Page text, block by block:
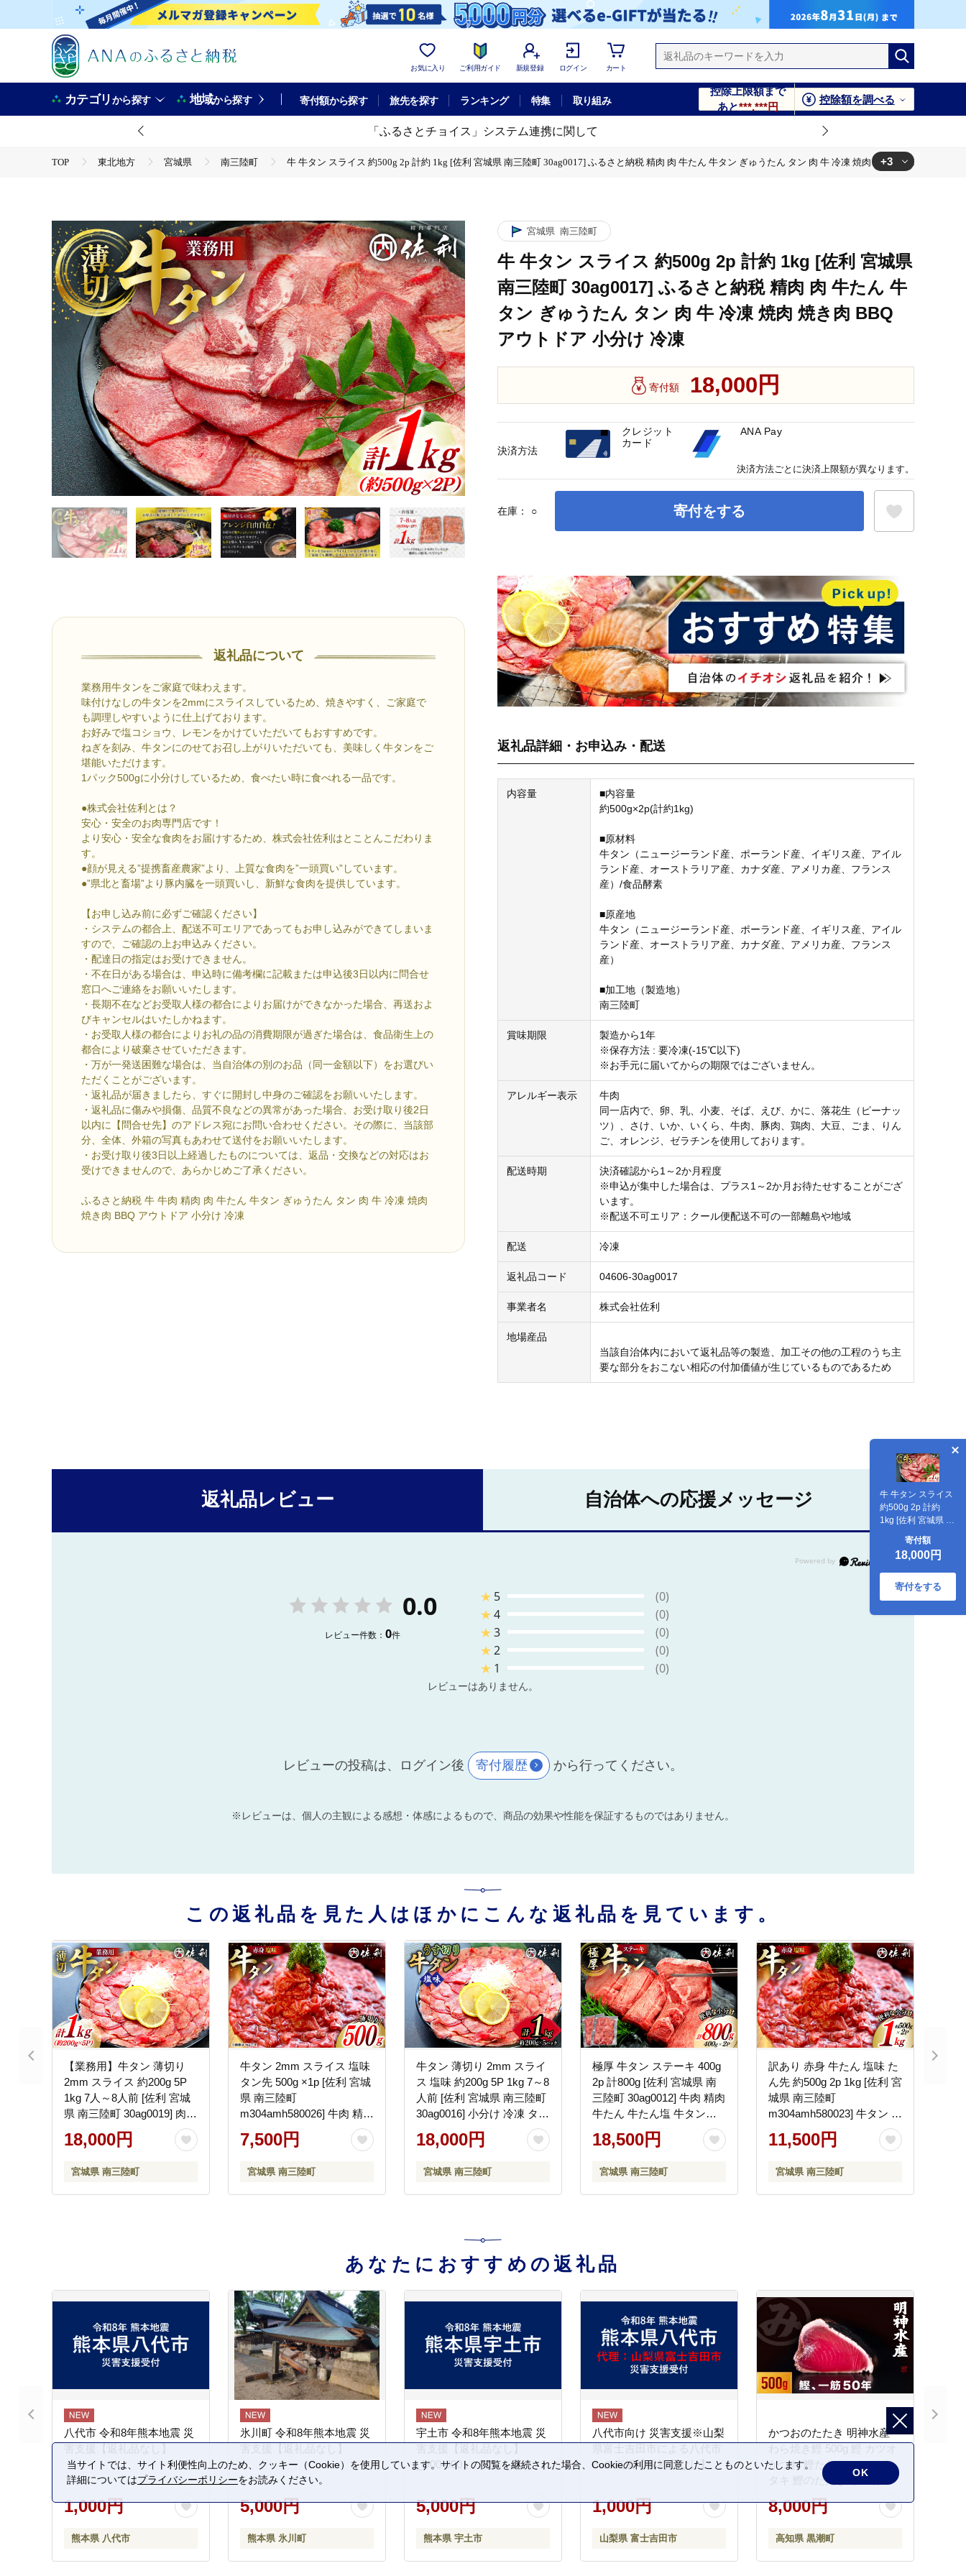
お気に入り ご利用ガイド 新規登録 ログイン カート
カテゴリから探す 地域から探す 寄付額から探す 旅先を探す ランキング 特集 取り組み
控除上限額まで
あと***,***円
控除額を調べる
「ふるさとチョイス」システム連携に関して
TOP 東北地方 宮城県 南三陸町
牛 牛タン スライス 約500g 2p 計約 1kg [佐利 宮城県 南三陸町 30ag0017] ふるさと納税 精肉 肉 牛たん 牛タン ぎゅうたん タン 肉 牛 冷凍 焼肉 焼き肉 BBQ アウトド
牛 牛タン スライス 約500g 2p 計約 1kg [佐利 宮城県 南三陸町 30ag0017] ふるさと納税 精肉 肉 牛たん 牛タン ぎゅうたん タン 肉 牛 冷凍 焼肉 焼き肉 BBQ アウトドア 小分け 冷凍
+3
返礼品について
業務用牛タンをご家庭で味わえます。
味付けなしの牛タンを2mmにスライスしているため、焼きやすく、ご家庭で
も調理しやすいように仕上げております。
お好みで塩コショウ、レモンをかけていただいてもおすすめです。
ねぎを刻み、牛タンにのせてお召し上がりいただいても、美味しく牛タンをご
堪能いただけます。
1パック500gに小分けしているため、食べたい時に食べれる一品です。
●株式会社佐利とは？
安心・安全のお肉専門店です！
より安心・安全な食肉をお届けするため、株式会社佐利はとことんこだわりま
す。
●顔が見える”提携畜産農家”より、上質な食肉を”一頭買い”しています。
●”県北と畜場”より豚内臓を一頭買いし、新鮮な食肉を提供しています。
【お申し込み前に必ずご確認ください】
・システムの都合上、配送不可エリアであってもお申し込みができてしまいま
すので、ご確認の上お申込みください。
・配達日の指定はお受けできません。
・不在日がある場合は、申込時に備考欄に記載または申込後3日以内に問合せ
窓口へご連絡をお願いいたします。
・長期不在などお受取人様の都合によりお届けができなかった場合、再送およ
びキャンセルはいたしかねます。
・お受取人様の都合によりお礼の品の消費期限が過ぎた場合は、食品衛生上の
都合により破棄させていただきます。
・万が一発送困難な場合は、当自治体の別のお品（同一金額以下）をお選びい
ただくことがございます。
・返礼品が届きましたら、すぐに開封し中身のご確認をお願いいたします。
・返礼品に傷みや損傷、品質不良などの異常があった場合、お受け取り後2日
以内に【問合せ先】のアドレス宛にお問い合わせください。その際に、当該部
分、全体、外箱の写真もあわせて送付をお願いいたします。
・お受け取り後3日以上経過したものについては、返品・交換などの対応はお
受けできませんので、あらかじめご了承ください。
ふるさと納税 牛 牛肉 精肉 肉 牛たん 牛タン ぎゅうたん タン 肉 牛 冷凍 焼肉
焼き肉 BBQ アウトドア 小分け 冷凍
宮城県 南三陸町
牛 牛タン スライス 約500g 2p 計約 1kg [佐利 宮城県
南三陸町 30ag0017] ふるさと納税 精肉 肉 牛たん 牛
タン ぎゅうたん タン 肉 牛 冷凍 焼肉 焼き肉 BBQ
アウトドア 小分け 冷凍
寄付額 18,000円
在庫： ○ 寄付をする
牛 牛タン スライス
約500g 2p 計約
1kg [佐利 宮城県 南
ふるさと納税 精肉
肉 牛たん 牛タン ぎ
ゅうたん タン 肉 牛
冷凍 焼肉 焼き肉
BBQ アウトドア 小
寄付額
18,000円
寄付をする
お気に入り登録
返礼品詳細・お申込み・配送
内容量
■内容量
約500g×2p(計約1kg)
■原材料
牛タン（ニュージーランド産、ポーランド産、イギリス産、アイル
ランド産、オーストラリア産、カナダ産、アメリカ産、フランス
産）/食品酵素
■原産地
牛タン（ニュージーランド産、ポーランド産、イギリス産、アイル
ランド産、オーストラリア産、カナダ産、アメリカ産、フランス
産）
■加工地（製造地）
南三陸町
賞味期限
製造から1年
※保存方法 : 要冷凍(-15℃以下)
※お手元に届いてからの期限ではございません。
アレルギー表示
牛肉
同一店内で、卵、乳、小麦、そば、えび、かに、落花生（ピーナッ
ツ）、さけ、いか、いくら、牛肉、豚肉、鶏肉、大豆、ごま、りん
ご、オレンジ、ゼラチンを使用しております。
配送時期
決済確認から1～2か月程度
※申込が集中した場合は、プラス1～2か月お待たせすることがござ
います。
※配送不可エリア：クール便配送不可の一部離島や地域
配送 冷凍
返礼品コード 04606-30ag0017
事業者名 株式会社佐利
地場産品
当該自治体内において返礼品等の製造、加工その他の工程のうち主
要な部分をおこない相応の付加価値が生じているものであるため
決済方法
クレジット
カード
ANA Pay
決済方法ごとに決済上限額が異なります。
返礼品レビュー 自治体への応援メッセージ
0.0
レビュー件数： 0件
★ 5
(0)
★4
(0)
★3
(0)
★2
(0)
★ 1 (0)
レビューはありません。
レビューの投稿は、ログイン後 寄付履歴 から行ってください。
※レビューは、個人の主観による感想・体感によるもので、商品の効果や性能を保証するものではありません。
この返礼品を見た人はほかにこんな返礼品を見ています。
【業務用】牛タン 薄切り
2mm スライス 約200g 5P
1kg 7人～8人前 [佐利 宮城
県 南三陸町 30ag0019] 肉
精肉 牛たん タン たん 焼肉
冷凍 小分け
18,000円
宮城県 南三陸町
牛タン 2mm スライス 塩味
タン先 500g ×1p [佐利 宮城
県 南三陸町
m304amh580026] 牛肉 精肉
牛たん 牛たん塩 牛タン塩
タン 肉 薄切り 薄切 赤身 た
ん塩 冷凍
7,500円
宮城県 南三陸町
牛タン 薄切り 2mm スライ
ス 塩味 約200g 5P 1kg 7～8
人前 [佐利 宮城県 南三陸町
30ag0016] 小分け 冷凍 タン
塩 たん塩 味付き 味付 焼肉
焼き肉 アウトドア 冷凍 肉
18,000円
宮城県 南三陸町
極厚 牛タン ステーキ 400g
2p 計800g [佐利 宮城県 南
三陸町 30ag0012] 牛肉 精肉
牛たん 牛たん塩 牛タン塩
タン 肉 厚切り 厚切 焼肉 焼
き肉 タン塩 たん塩 冷凍 小
18,500円
宮城県 南三陸町
訳あり 赤身 牛たん 塩味 た
ん先 約500g 2p 1kg [佐利 宮
城県 南三陸町
m304amh580023] 牛タン た
ん タン 小分け 肉 焼き肉 焼
肉 塩タン 塩たん タン塩 た
11,500円
宮城県 南三陸町
あなたにおすすめの返礼品
八代市 令和8年熊本地震 災
害支援【返礼品なし】
1,000円
熊本県 八代市
氷川町 令和8年熊本地震 災
害支援【返礼品なし】
5,000円
熊本県 氷川町
宇土市 令和8年熊本地震 災
害支援【返礼品なし】
_U00-0001
5,000円
熊本県 宇土市
八代市向け 災害支援※山梨
県富士吉田市による八代市
への支援【返礼品なし】
1,000円
山梨県 富士吉田市
かつおのたたき 明神水産
わら焼き鰹 500g 鰹 カツオ
かつお 鰹たたき かつおタ
タキ 鰹のたたき かつおの
タタキ 藁焼き わら焼き 魚
さかな 海鮮 刺身 お刺身 冷
ご当地 本場 高知 黒潮町 ギ
フト 贈答品 人気 返礼品 ふ
8,000円
高知県 黒潮町
当サイトでは、サイト利便性向上のため、クッキー（Cookie）を使用しています。サイトの閲覧を継続された場合、Cookieの利用に同意したことものといたします。
詳細についてはプライバシーポリシーをお読みください。
OK